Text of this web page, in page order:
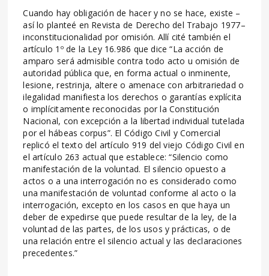
Cuando hay obligación de hacer y no se hace, existe –
así lo planteé en Revista de Derecho del Trabajo 1977–
inconstitucionalidad por omisión. Allí cité también el
artículo 1º de la Ley 16.986 que dice “La acción de
amparo será admisible contra todo acto u omisión de
autoridad pública que, en forma actual o inminente,
lesione, restrinja, altere o amenace con arbitrariedad o
ilegalidad manifiesta los derechos o garantías explícita
o implícitamente reconocidas por la Constitución
Nacional, con excepción a la libertad individual tutelada
por el hábeas corpus”. El Código Civil y Comercial
replicó el texto del artículo 919 del viejo Código Civil en
el artículo 263 actual que establece: “Silencio como
manifestación de la voluntad. El silencio opuesto a
actos o a una interrogación no es considerado como
una manifestación de voluntad conforme al acto o la
interrogación, excepto en los casos en que haya un
deber de expedirse que puede resultar de la ley, de la
voluntad de las partes, de los usos y prácticas, o de
una relación entre el silencio actual y las declaraciones
precedentes.”